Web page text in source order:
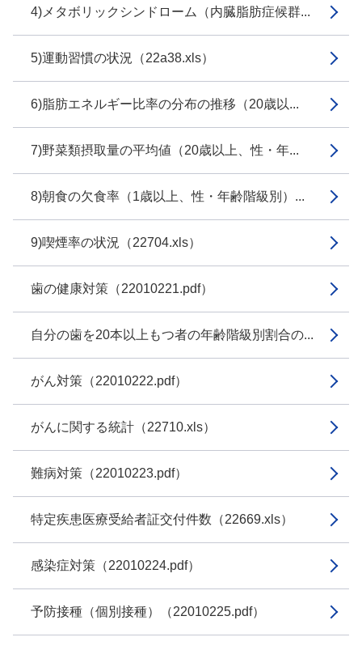
4)メタボリックシンドローム（内臓脂肪症候群...
5)運動習慣の状況（22a38.xls）
6)脂肪エネルギー比率の分布の推移（20歳以...
7)野菜類摂取量の平均値（20歳以上、性・年...
8)朝食の欠食率（1歳以上、性・年齢階級別）...
9)喫煙率の状況（22704.xls）
歯の健康対策（22010221.pdf）
自分の歯を20本以上もつ者の年齢階級別割合の...
がん対策（22010222.pdf）
がんに関する統計（22710.xls）
難病対策（22010223.pdf）
特定疾患医療受給者証交付件数（22669.xls）
感染症対策（22010224.pdf）
予防接種（個別接種）（22010225.pdf）